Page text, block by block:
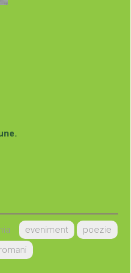
eveniment
poezie